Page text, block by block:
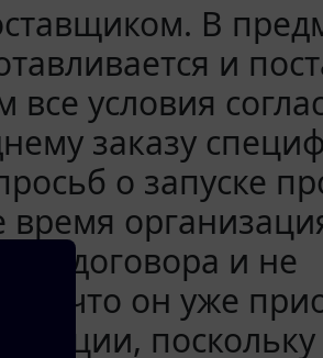
В
и
условия
заказу
о запуске
из договора и не
что он уже
поскольку